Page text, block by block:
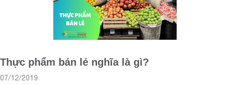
Thực phẩm bán lẻ nghĩa là gì?
07/12/2019